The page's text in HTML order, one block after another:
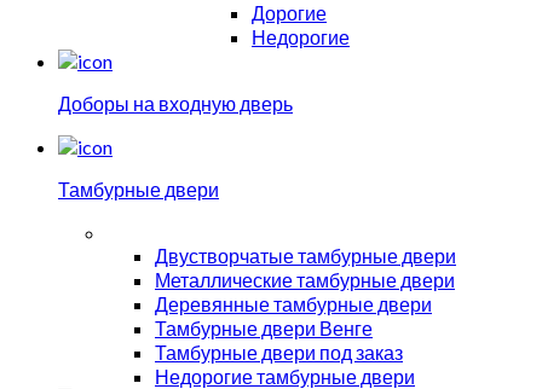
Дорогие
Недорогие
Доборы на входную дверь
Тамбурные двери
Двустворчатые тамбурные двери
Металлические тамбурные двери
Деревянные тамбурные двери
Тамбурные двери Венге
Тамбурные двери под заказ
Недорогие тамбурные двери